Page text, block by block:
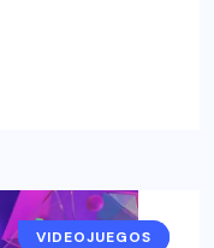
NOTICIAS
VIDEOJUEGOS